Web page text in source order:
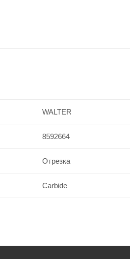
WALTER
8592664
Отрезка
Carbide